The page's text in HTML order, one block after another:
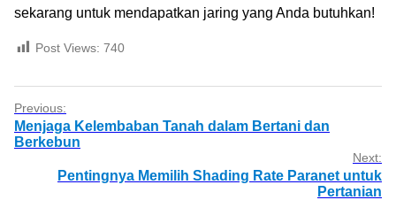
sekarang untuk mendapatkan jaring yang Anda butuhkan!
Post Views: 740
Previous:
Menjaga Kelembaban Tanah dalam Bertani dan
Berkebun
Next:
Pentingnya Memilih Shading Rate Paranet untuk
Pertanian